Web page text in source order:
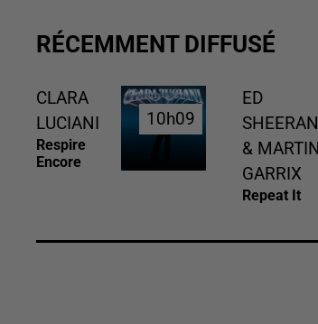
RÉCEMMENT DIFFUSÉ
CLARA
LUCIANI
Respire
Encore
10h09
10h09
ED
SHEERAN
& MARTIN
GARRIX
Repeat It